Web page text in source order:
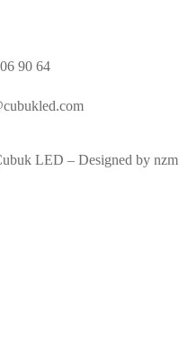
90 64
LED – Designed by nzm